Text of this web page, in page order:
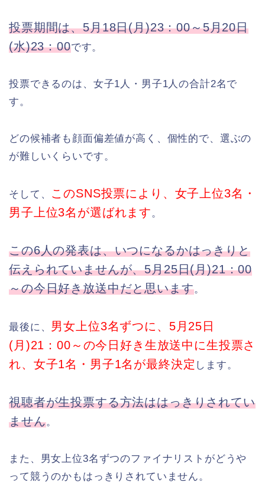
投票期間は、5月18日(月)23：00～5月20日
(水)23：00です。
投票できるのは、女子1人・男子1人の合計2名で
す。
どの候補者も顔面偏差値が高く、個性的で、選ぶの
が難しいくらいです。
そして、 このSNS投票により、女子上位3名・
男子上位3名が選ばれます。
この6人の発表は、いつになるかはっきりと
伝えられていませんが、5月25日(月)21：00
～の今日好き放送中だと思います。
最後に、 男女上位3名ずつに、5月25日
(月)21：00～の今日好き生放送中に生投票さ
れ、女子1名・男子1名が最終決定 します。
視聴者が生投票する方法ははっきりされてい
ません。
また、男女上位3名ずつのファイナリストがどうや
って競うのかもはっきりされていません。